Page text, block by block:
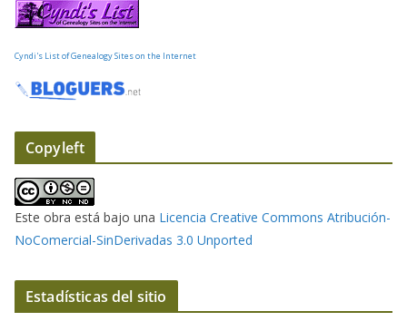
e
c
t
r
c
o
Cyndi's List of Genealogy Sites on the Internet
Copyleft
Este obra está bajo una Licencia Creative Commons Atribución-
NoComercial-SinDerivadas 3.0 Unported
Estadísticas del sitio